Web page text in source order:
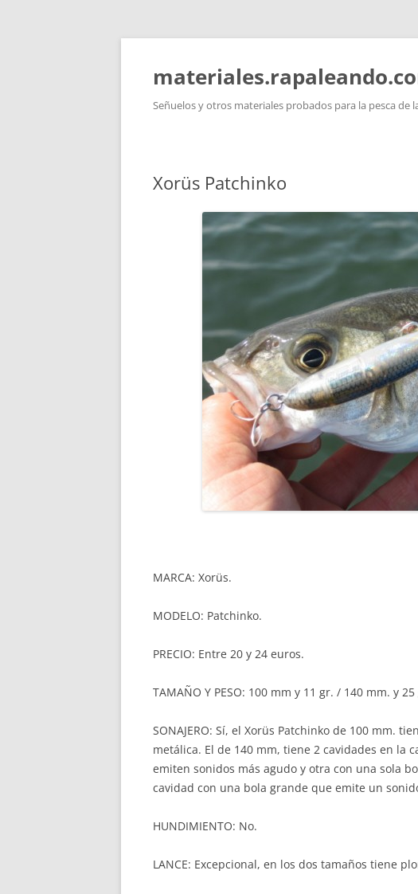
Saltar
Señuelos y otros materiales probados para la pesca de
Xorüs Patchinko
MARCA: Xorüs.
MODELO: Patchinko.
PRECIO: Entre 20 y 24 euros.
TAMAÑO Y PESO: 100 mm y 11 gr. / 140 mm. y 25
SONAJERO: Sí, el Xorüs Patchinko de 100 mm.
metálica. El de 140 mm, tiene 2 cavidades en la
emiten sonidos más agudo y otra con una sola
cavidad con una bola grande que emite un
HUNDIMIENTO: No.
LANCE: Excepcional, en los dos tamaños tiene